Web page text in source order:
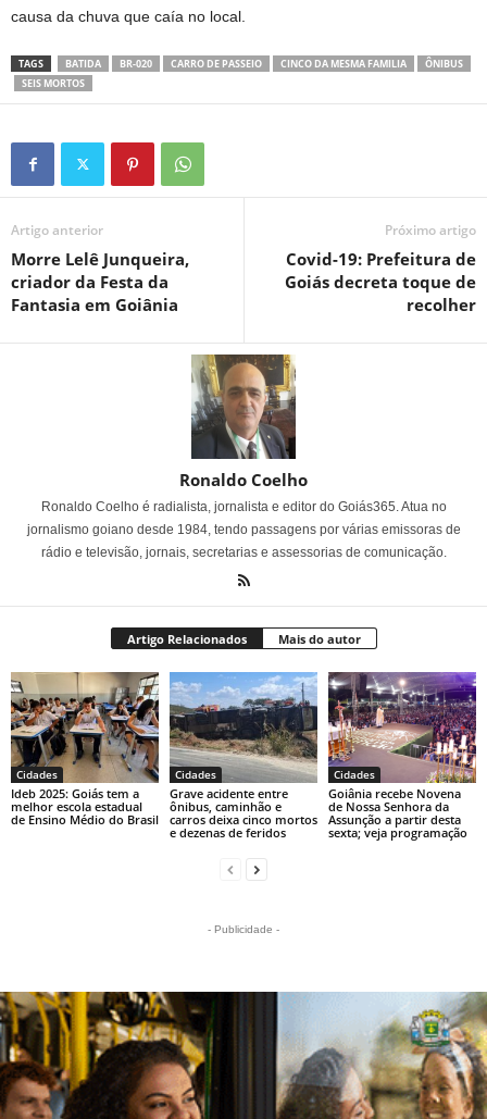
causa da chuva que caía no local.
TAGS BATIDA BR-020 CARRO DE PASSEIO CINCO DA MESMA FAMILIA
ÔNIBUS
SEIS MORTOS
Artigo anterior
Morre Lelê Junqueira,
criador da Festa da
Fantasia em Goiânia
Próximo artigo
Covid-19: Prefeitura de
Goiás decreta toque de
recolher
Ronaldo Coelho
Ronaldo Coelho é radialista, jornalista e editor do Goiás365. Atua no
jornalismo goiano desde 1984, tendo passagens por várias emissoras de
rádio e televisão, jornais, secretarias e assessorias de comunicação.
Artigo Relacionados Mais do autor
Cidades
Ideb 2025: Goiás tem a
melhor escola estadual
de Ensino Médio do Brasil
Cidades
Grave acidente entre
ônibus, caminhão e
carros deixa cinco mortos
e dezenas de feridos
Cidades
Goiânia recebe Novena
de Nossa Senhora da
Assunção a partir desta
sexta; veja programação
- Publicidade -